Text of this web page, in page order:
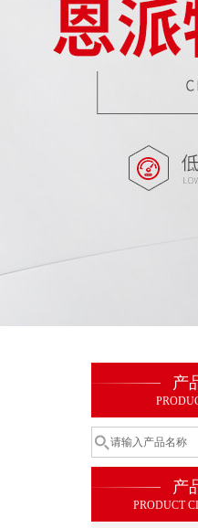
产
产
PRODUCT